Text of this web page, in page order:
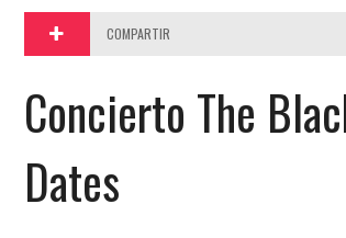
EXPOSICIONES
HISTORIAS
COMPARTIR
Concierto The
Dates